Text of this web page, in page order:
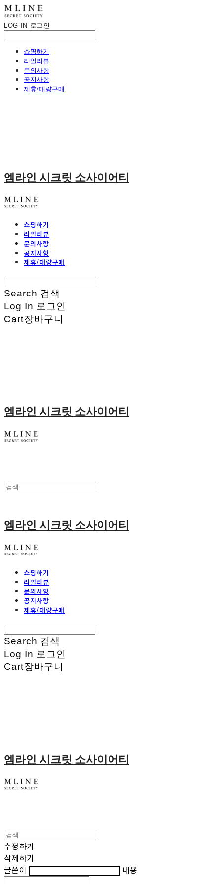
LOG IN 로그인
쇼핑하기
리얼리뷰
문의사항
공지사항
제휴/대량구매
엠라인 시크릿 소사이어티
쇼핑하기
리얼리뷰
문의사항
공지사항
제휴/대량구매
Search 검색
Log In 로그인
Cart장바구니
엠라인 시크릿 소사이어티
엠라인 시크릿 소사이어티
쇼핑하기
리얼리뷰
문의사항
공지사항
제휴/대량구매
Search 검색
Log In 로그인
Cart장바구니
엠라인 시크릿 소사이어티
수정하기
삭제하기
글쓴이
내용